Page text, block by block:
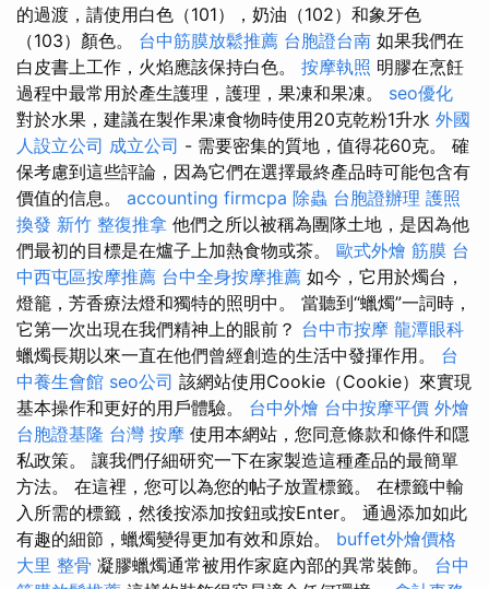
的過渡，請使用白色（101），奶油（102）和象牙色
（103）顏色。 台中筋膜放鬆推薦 台胞證台南 如果我們在
白皮書上工作，火焰應該保持白色。 按摩執照 明膠在烹飪
過程中最常用於產生護理，護理，果凍和果凍。 seo優化
對於水果，建議在製作果凍食物時使用20克乾粉1升水 外國
人設立公司 成立公司 - 需要密集的質地，值得花60克。 確
保考慮到這些評論，因為它們在選擇最終產品時可能包含有
價值的信息。 accounting firmcpa 除蟲 台胞證辦理 護照
換發 新竹 整復推拿 他們之所以被稱為團隊土地，是因為他
們最初的目標是在爐子上加熱食物或茶。 歐式外燴 筋膜 台
中西屯區按摩推薦 台中全身按摩推薦 如今，它用於燭台，
燈籠，芳香療法燈和獨特的照明中。 當聽到“蠟燭”一詞時，
它第一次出現在我們精神上的眼前？ 台中市按摩 龍潭眼科
蠟燭長期以來一直在他們曾經創造的生活中發揮作用。 台
中養生會館 seo公司 該網站使用Cookie（Cookie）來實現
基本操作和更​​好的用戶體驗。 台中外燴 台中按摩平價 外燴
台胞證基隆 台灣 按摩 使用本網站，您同意條款和條件和隱
私政策。 讓我們仔細研究一下在家製造這種產品的最簡單
方法。 在這裡，您可以為您的帖子放置標籤。 在標籤中輸
入所需的標籤，然後按添加按鈕或按Enter。 通過添加如此
有趣的細節，蠟燭變得更加有效和原始。 buffet外燴價格
大里 整骨 凝膠蠟燭通常被用作家庭內部的異常裝飾。 台中